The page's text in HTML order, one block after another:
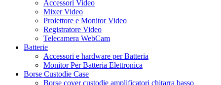
Accessori Video
Mixer Video
Proiettore e Monitor Video
Registratore Video
Telecamera WebCam
Batterie
Accessori e hardware per Batteria
Monitor Per Batteria Elettronica
Borse Custodie Case
Borse cover custodie amplificatori chitarra basso